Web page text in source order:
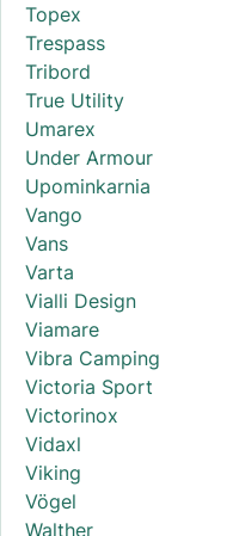
Topex
Trespass
Tribord
True Utility
Umarex
Under Armour
Upominkarnia
Vango
Vans
Varta
Vialli Design
Viamare
Vibra Camping
Victoria Sport
Victorinox
Vidaxl
Viking
Vögel
Walther